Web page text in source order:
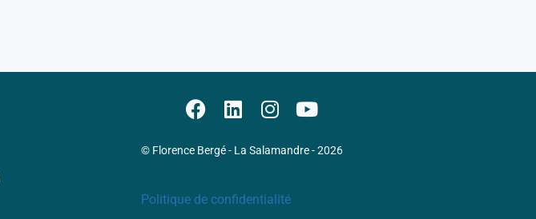
© Florence Bergé - La Salamandre - 2026
Politique de confidentialité